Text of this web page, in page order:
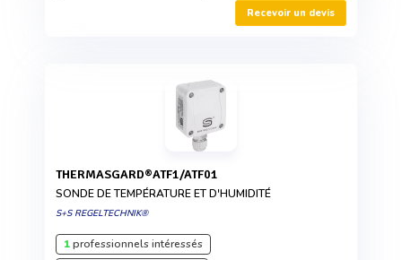
Recevoir un devis
THERMASGARD®ATF1/ATF01
SONDE DE TEMPÉRATURE ET D'HUMIDITÉ
S+S REGELTECHNIK®
1professionnels intéressés